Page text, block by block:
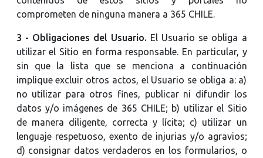
comprometen de ninguna manera a 365 CHILE.
3 - Obligaciones del Usuario. El Usuario se obliga a
utilizar el Sitio en forma responsable. En particular, y
sin que la lista que se menciona a continuación
implique excluir otros actos, el Usuario se obliga a: a)
no utilizar para otros fines, publicar ni difundir los
datos y/o imágenes de 365 CHILE; b) utilizar el Sitio
de manera diligente, correcta y lícita; c) utilizar un
lenguaje respetuoso, exento de injurias y/o agravios;
d) consignar datos verdaderos en los formularios, o